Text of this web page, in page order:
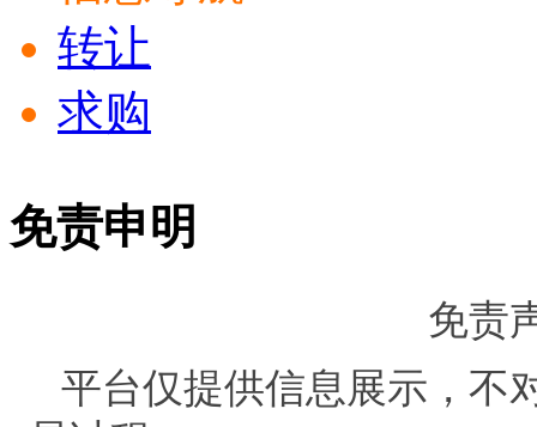
转让
求购
免责申明
免责声
平台仅提供信息展示，不